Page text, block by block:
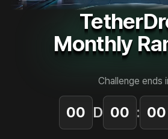
Monthly
Challenge ends
00 D 00 : 00